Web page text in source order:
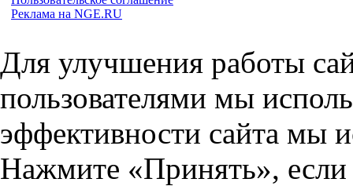
Реклама на NGE.RU
Для улучшения работы
пользователями мы
эффективности сайта мы
Нажмите «Принять», если